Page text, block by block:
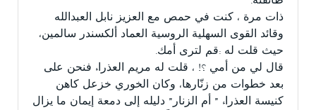
ذات مرة ، كنت في حمص مع العزيز نابل العبدالله
وقائد القوى السهلية الروسية العماد ألكسندر سالمين،
حيث قلت له :قم لترى أمك.
قال لي من أمي ؟! ، قلت له مريم العذراء فنحن على
بعد خطوات من زنّارها، وكان الخوري خزعل كاهن
كنيسة العذراء ” أم الزنار” دليله إلى دمعة إيمان ما يزال